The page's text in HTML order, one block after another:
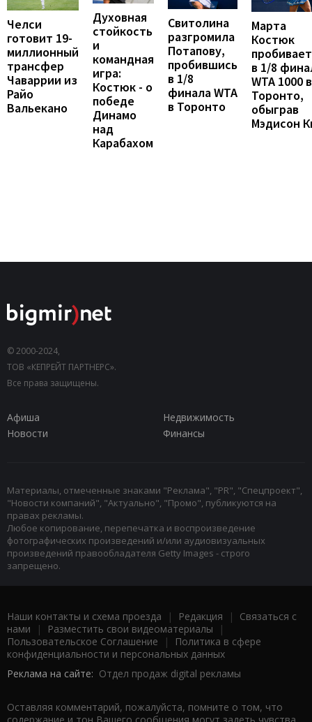
Челси
готовит 19-
миллионный
трансфер
Чаваррии из
Райо
Вальекано
Духовная
стойкость
и
командная
игра:
Костюк - о
победе
Динамо
над
Карабахом
Свитолина
разгромила
Потапову,
пробившись
в 1/8
финала WTA
в Торонто
Марта
Костюк
в 1/8
WTA 1000 в
Торонто,
обыграв
Мэдисон
© 2000-2024,
ТОВ «КЕПРЕЙТ ПАРТНЕРС».
Все права защищены.
Афиша
Недвижимость
Новости
Финансы
Материалы, отмеченные знаками "Реклама", "PR", "Спецпроект",
"Новости компаний", "Актуально", "Промо", публикуются на
правах рекламы.
Любое копирование, перепечатка и воспроизведение
фотографических произведений и/или аудиовизуальных
произведений правообладателя Getty Images - строго
запрещено.
Наши контакты и схема проезда | Редакция | Связаться с
нами | Разместить свои видеоматериалы |
Пользовательское Соглашение |
Политика в сфере
конфиденциальности и персональных данных
Реклама на сайте: Отдел продаж digital рекламы
Оставляя комментарий, пожалуйста, помните о том, что